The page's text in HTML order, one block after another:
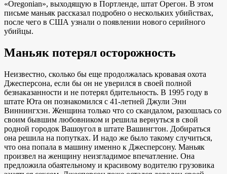
«Oregonian», выходящую в Портленде, штат Орегон. В этом
письме маньяк рассказал подробно о нескольких убийствах,
после чего в США узнали о появлении нового серийного
убийцы.
Маньяк потерял осторожность
Неизвестно, сколько бы еще продолжалась кровавая охота
Джесперсона, если бы он не уверился в своей полной
безнаказанности и не потерял бдительность. В 1995 году в
штате Юта он познакомился с 41-летней Джули Энн
Виннингхэн. Женщина только что со скандалом, разошлась со
своим бывшим любовником и решила вернуться в свой
родной городок Вашоугол в штате Вашингтон. Добираться
она решила на попутках. И надо же было такому случиться,
что она попала в машину именно к Джесперсону. Маньяк
произвел на женщину неизгладимое впечатление. Она
предложила обаятельному и красивому водителю грузовика